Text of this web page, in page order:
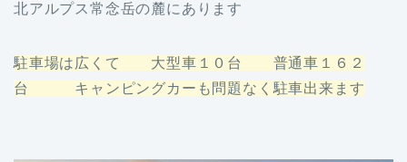
北アルプス常念岳の麓にあります
駐車場は広くて 大型車１０台 普通車１６２
台 キャンピングカーも問題なく駐車出来ます